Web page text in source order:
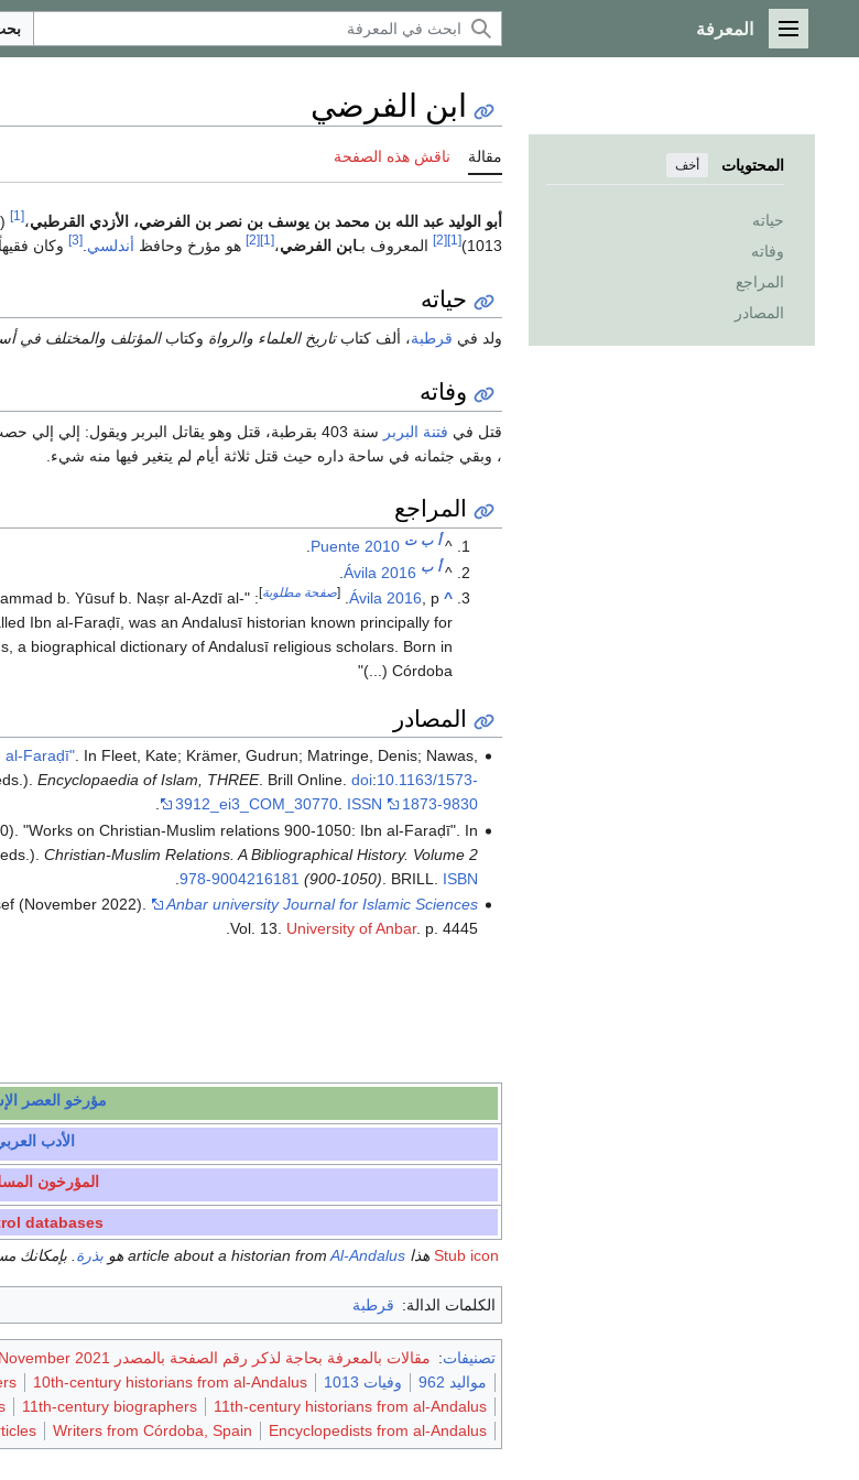
القائمة الرئيسية
المعرفة
المحتويات أخف
حياته
وفاته
المراجع
المصادر
ابن الفرضي
مقالة ناقش هذه الصفحة
أبو الوليد عبد الله بن محمد بن يوسف بن نصر بن الفرضي، الأزدي القرطبي،[1]
1013)
[1]
[2] المعروف بـابن الفرضي،[1]
[2] هو مؤرخ وحافظ أندلسي [3] وكان
حياته
ولد في قرطبة، ألف كتابتاريخ العلماء والرواة وكتابالمؤتلف والمختلف في
وفاته
قتل في فتنة البربر
سنة 403 بقرطبة، قتل وهو يقاتل البربر ويقول: إلي
، وبقي جثمانه في ساحة داره حيث قتل ثلاثة أيام لم يتغير فيها منه شيء.
المراجع
^أ ب ت Puente 2010
.
^أ ب Ávila 2016
.
^
Ávila 2016 , p.
[صفحة مطلوبة]
b. Yūsuf b. Naṣr al-Azdī al-
Ibn al-Faraḍī, was an Andalusī historian known principally for
a biographical dictionary of Andalusī religious scholars. Born in
Córdoba (...)"
المصادر
al-Faraḍī". In Fleet, Kate; Krämer, Gudrun; Matringe, Denis; Nawas,
Encyclopaedia of Islam, THREE. Brill Online. doi:10.1163/1573-
3912_ei3_COM_30770. ISSN 1873-9830
.
"Works on Christian-Muslim relations 900-1050: Ibn al-Faraḍī". In
Christian-Muslim Relations. A Bibliographical History. Volume 2
(900-1050) . BRILL. ISBN
978-9004216181
(November 2022).
Anbar university Journal for Islamic Sciences
Vol. 13. University of Anbar. p. 4445.
مؤرخو العصر
الأدب
المؤرخون
databases
Stub icon هذا article about a historian from Al-Andalus هو بذرة . بإمكانك
الكلمات الدالة: قرطبة
تصنيفات: مقالات بالمعرفة بحاجة لذكر رقم الصفحة بالمصدر from November 2021
مواليد 962
وفيات 1013 10th-century historians from al-Andalus
11th-century historians from al-Andalus
11th-century biographers
Encyclopedists from al-Andalus
Writers from Córdoba, Spain